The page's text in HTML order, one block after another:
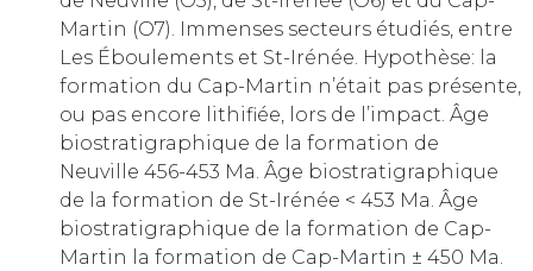
Martin (O7). Immenses secteurs étudiés, entre
Les Éboulements et St-Irénée. Hypothèse: la
formation du Cap-Martin n’était pas présente,
ou pas encore lithifiée, lors de l’impact. Âge
biostratigraphique de la formation de
Neuville 456-453 Ma. Âge biostratigraphique
de la formation de St-Irénée < 453 Ma. Âge
biostratigraphique de la formation de Cap-
Martin la formation de Cap-Martin ± 450 Ma.